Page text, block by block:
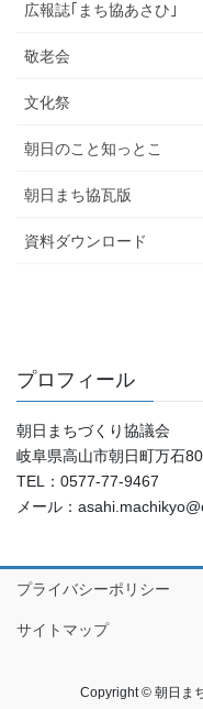
広報誌｢まち協あさひ｣
敬老会
文化祭
朝日のこと知っとこ
朝日まち協瓦版
資料ダウンロード
プロフィール
朝日まちづくり協議会
岐阜県高山市朝日町万石
TEL：0577-77-9467
メール：
プライバシーポリシー
サイトマップ
Copyright © 朝日ま